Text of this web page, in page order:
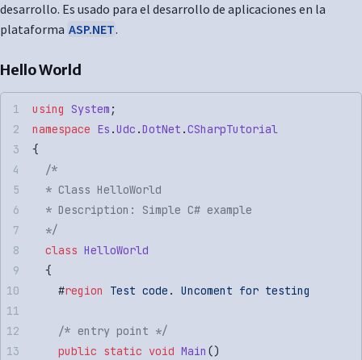
desarrollo. Es usado para el desarrollo de aplicaciones en la
plataforma ASP.NET.
Hello World
using System ;
namespace Es .Udc .DotNet .CSharpTutorial
{
  /*
  * Class HelloWorld
  * Description: Simple C# example
  */
  class
HelloWorld
  {
    #
region Test code. Uncoment for testing
    /* entry point */
    public
static void Main ()